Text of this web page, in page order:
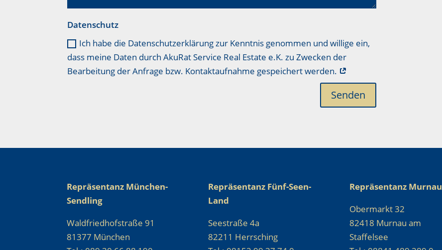
Datenschutz
Ich habe die Datenschutzerklärung zur Kenntnis genommen und willige ein,
dass meine Daten durch AkuRat Service Real Estate e.K. zu Zwecken der
Bearbeitung der Anfrage bzw. Kontaktaufnahme gespeichert werden.
Senden
Repräsentanz München-
Sendling
Waldfriedhofstraße 91
81377 München
Repräsentanz Fünf-Seen-
Land
Seestraße 4a
82211 Herrsching
Repräsentanz Murnau
Obermarkt 32
82418 Murnau am
Staffelsee